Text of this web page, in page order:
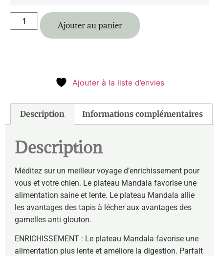
Ajouter au panier
Ajouter à la liste d’envies
Description Informations complémentaires
Description
Méditez sur un meilleur voyage d’enrichissement pour
vous et votre chien. Le plateau Mandala favorise une
alimentation saine et lente. Le plateau Mandala allie
les avantages des tapis à lécher aux avantages des
gamelles anti glouton.
ENRICHISSEMENT : Le plateau Mandala favorise une
alimentation plus lente et améliore la digestion. Parfait